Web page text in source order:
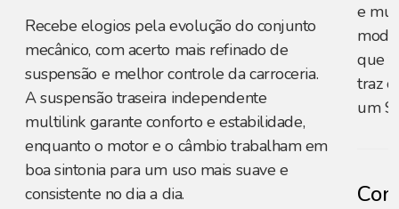
Recebe elogios pela evolução do conjunto
mecânico, com acerto mais refinado de
suspensão e melhor controle da carroceria.
A suspensão traseira independente
multilink garante conforto e estabilidade,
enquanto o motor e o câmbio trabalham em
boa sintonia para um uso mais suave e
consistente no dia a dia.
e
que
traz
um